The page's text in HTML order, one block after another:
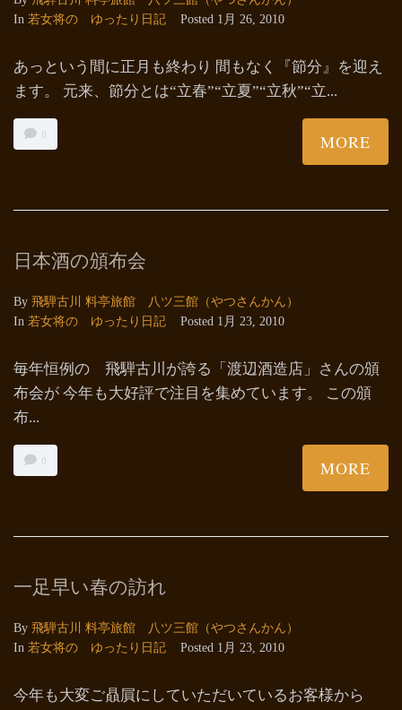
In 若女将の ゆったり日記 Posted 1月 26, 2010
あっという間に正月も終わり 間もなく『節分』を迎え
ます。 元来、節分とは“立春”“立夏”“立秋”“立...
0 MORE
日本酒の頒布会
By 飛騨古川 料亭旅館 八ツ三館（やつさんかん）
In 若女将の ゆったり日記 Posted 1月 23, 2010
毎年恒例の 飛騨古川が誇る「渡辺酒造店」さんの頒
布会が 今年も大好評で注目を集めています。 この頒
布...
0 MORE
一足早い春の訪れ
By 飛騨古川 料亭旅館 八ツ三館（やつさんかん）
In 若女将の ゆったり日記 Posted 1月 23, 2010
今年も大変ご贔屓にしていただいているお客様から